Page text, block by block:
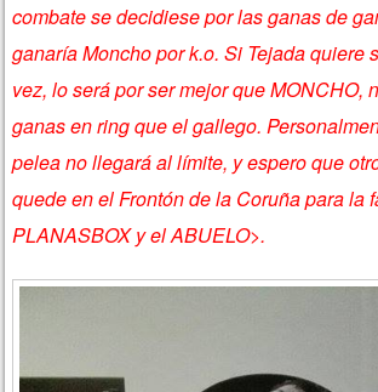
combate se decidiese por las ganas de
ganaría Moncho por k.o. Si Tejada quiere
vez, lo será por ser mejor que MONCHO,
ganas en ring que el gallego.
pelea no llegará al límite, y espero que
quede en el Frontón de la Coruña para la
PLANASBOX y el ABUELO>.